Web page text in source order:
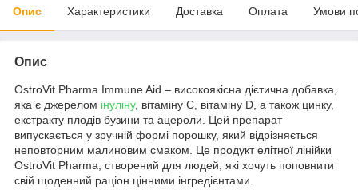
Опис Характеристики Доставка Оплата Умови
Опис
OstroVit Pharma Immune Aid – високоякісна дієтична добавка,
яка є джерелом інуліну, вітаміну С, вітаміну D, а також цинку,
екстракту плодів бузини та ацероли. Цей препарат
випускається у зручній формі порошку, який відрізняється
неповторним малиновим смаком. Це продукт елітної лінійки
OstroVit Pharma, створений для людей, які хочуть поповнити
свій щоденний раціон цінними інгредієнтами.